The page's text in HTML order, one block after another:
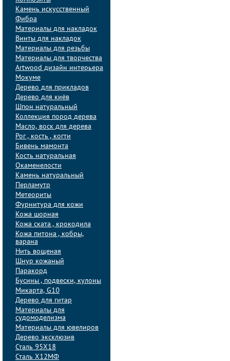
Камень искусственный
Фибра
Материалы для накладок
Винты для накладок
Материалы для резьбы
Материалы для творчества
Artwood дизайн интерьера
Мокуме
Дерево для прикладов
Дерево для киёв
Шпон натуральный
Коллекция пород дерева
Масло, воск для дерева
Рог , кость , когти
Бивень мамонта
Кость натуральная
Окаменелости
Камень натуральный
Перламутр
Метеориты
Фурнитура для кожи
Кожа шорная
Кожа ската , крокодила
Кожа питона , кобры,
варана
Нить вощеная
Шнур кожаный
Паракорд
Бусины , подвески, кулоны
Микарта, G10
Дерево для гитар
Материалы для
судомоделизма
Материалы для ювелиров
Дерево эксклюзив
Сталь 95Х18
Сталь Х12МФ